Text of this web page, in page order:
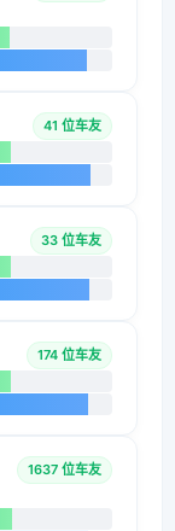
41 位车友
33 位车友
174 位车友
1637 位车友